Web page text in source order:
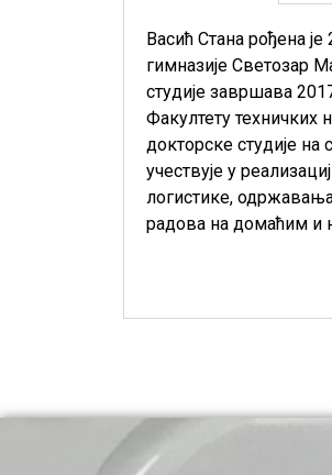
Васић Стана рођена
гимназије Светозар
студије завршава
Факултету техничких
докторске студије
учествује у
логистике,
радова на домаћим и